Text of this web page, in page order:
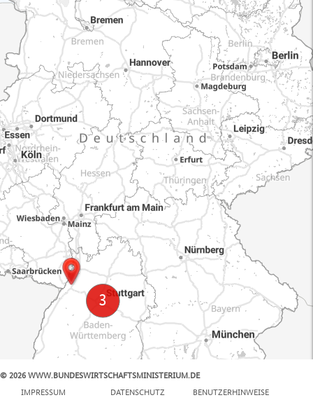
© 2026 WWW.BUNDESWIRTSCHAFTSMINISTERIUM.DE
IMPRESSUM
DATENSCHUTZ BENUTZERHINWEISE